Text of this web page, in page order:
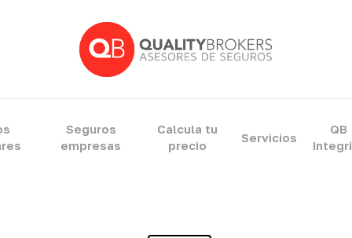
Seguros
empresas
Calcula tu
precio
Servicios
QB